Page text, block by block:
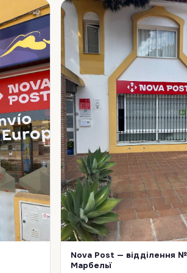
Nova Post — відділення
Марбельї